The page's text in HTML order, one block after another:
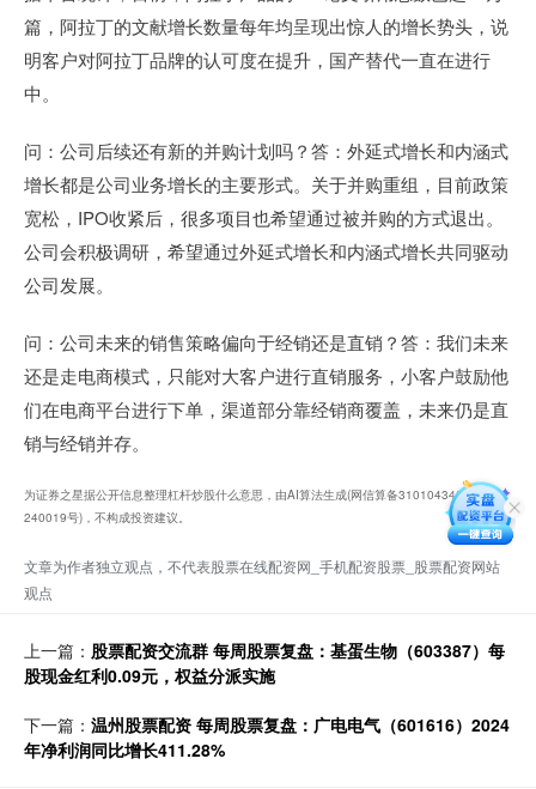
篇，阿拉丁的文献增长数量每年均呈现出惊人的增长势头，说
明客户对阿拉丁品牌的认可度在提升，国产替代一直在进行
中。
问：公司后续还有新的并购计划吗？答：外延式增长和内涵式
增长都是公司业务增长的主要形式。关于并购重组，目前政策
宽松，IPO收紧后，很多项目也希望通过被并购的方式退出。
公司会积极调研，希望通过外延式增长和内涵式增长共同驱动
公司发展。
问：公司未来的销售策略偏向于经销还是直销？答：我们未来
还是走电商模式，只能对大客户进行直销服务，小客户鼓励他
们在电商平台进行下单，渠道部分靠经销商覆盖，未来仍是直
销与经销并存。
为证券之星据公开信息整理杠杆炒股什么意思，由AI算法生成(网信算备310104345710301
240019号)，不构成投资建议。
文章为作者独立观点，不代表股票在线配资网_手机配资股票_股票配资网站
观点
上一篇： 股票配资交流群 每周股票复盘：基蛋生物（603387）每
股现金红利0.09元，权益分派实施
下一篇： 温州股票配资 每周股票复盘：广电电气（601616）2024
年净利润同比增长411.28%